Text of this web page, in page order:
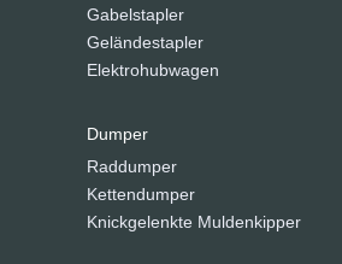
Gabelstapler
Geländestapler
Elektrohubwagen
Dumper
Raddumper
Kettendumper
Knickgelenkte Muldenkipper